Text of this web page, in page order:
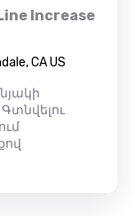
Increase
CA US